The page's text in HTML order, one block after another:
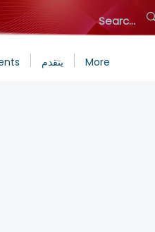
يتقدم More